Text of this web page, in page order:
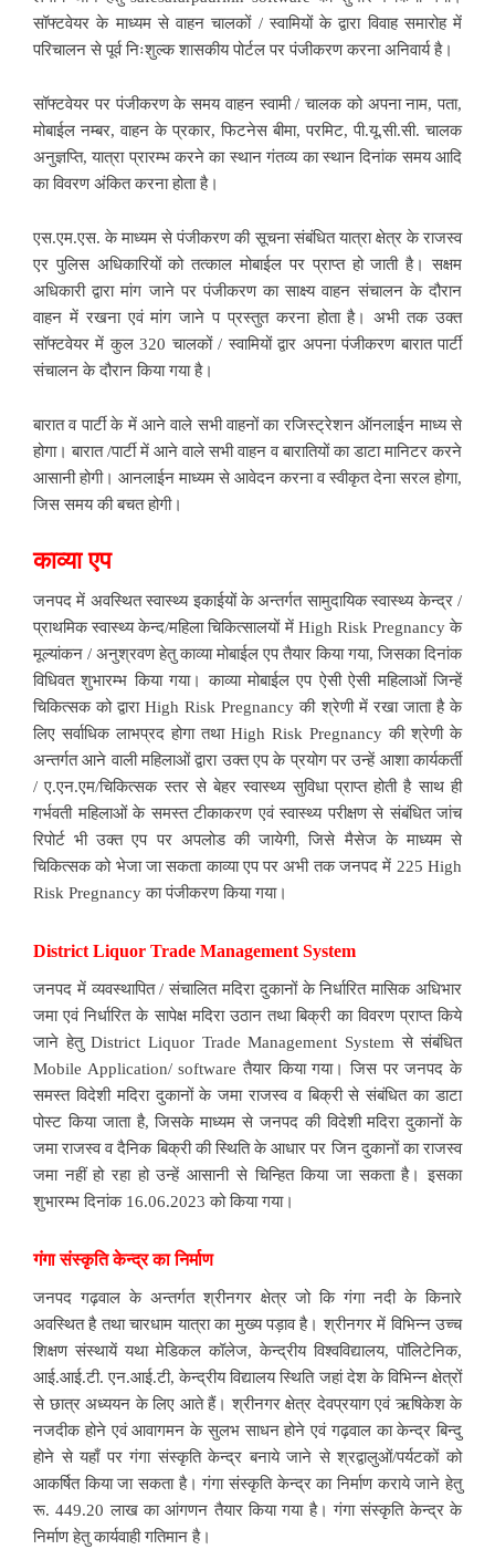
सॉफ्टवेयर के माध्यम से वाहन चालकों / स्वामियों के द्वारा विवाह समारोह में
परिचालन से पूर्व निःशुल्क शासकीय पोर्टल पर पंजीकरण करना अनिवार्य है।
सॉफ्टवेयर पर पंजीकरण के समय वाहन स्वामी / चालक को अपना नाम, पता,
मोबाईल नम्बर, वाहन के प्रकार, फिटनेस बीमा, परमिट, पी.यू.सी.सी. चालक
अनुज्ञप्ति, यात्रा प्रारम्भ करने का स्थान गंतव्य का स्थान दिनांक समय आदि
का विवरण अंकित करना होता है।
एस.एम.एस. के माध्यम से पंजीकरण की सूचना संबंधित यात्रा क्षेत्र के राजस्व
एर पुलिस अधिकारियों को तत्काल मोबाईल पर प्राप्त हो जाती है। सक्षम
अधिकारी द्वारा मांग जाने पर पंजीकरण का साक्ष्य वाहन संचालन के दौरान
वाहन में रखना एवं मांग जाने प प्रस्तुत करना होता है। अभी तक उक्त
सॉफ्टवेयर में कुल 320 चालकों / स्वामियों द्वार अपना पंजीकरण बारात पार्टी
संचालन के दौरान किया गया है।
बारात व पार्टी के में आने वाले सभी वाहनों का रजिस्ट्रेशन ऑनलाईन माध्य से
होगा। बारात /पार्टी में आने वाले सभी वाहन व बारातियों का डाटा मानिटर करने
आसानी होगी। आनलाईन माध्यम से आवेदन करना व स्वीकृत देना सरल होगा,
जिस समय की बचत होगी।
काव्या एप
जनपद में अवस्थित स्वास्थ्य इकाईयों के अन्तर्गत सामुदायिक स्वास्थ्य केन्द्र /
प्राथमिक स्वास्थ्य केन्द/महिला चिकित्सालयों में High Risk Pregnancy के
मूल्यांकन / अनुश्रवण हेतु काव्या मोबाईल एप तैयार किया गया, जिसका दिनांक
विधिवत शुभारम्भ किया गया। काव्या मोबाईल एप ऐसी ऐसी महिलाओं जिन्हें
चिकित्सक को द्वारा High Risk Pregnancy की श्रेणी में रखा जाता है के
लिए सर्वाधिक लाभप्रद होगा तथा High Risk Pregnancy की श्रेणी के
अन्तर्गत आने वाली महिलाओं द्वारा उक्त एप के प्रयोग पर उन्हें आशा कार्यकर्ती
/ ए.एन.एम/चिकित्सक स्तर से बेहर स्वास्थ्य सुविधा प्राप्त होती है साथ ही
गर्भवती महिलाओं के समस्त टीकाकरण एवं स्वास्थ्य परीक्षण से संबंधित जांच
रिपोर्ट भी उक्त एप पर अपलोड की जायेगी, जिसे मैसेज के माध्यम से
चिकित्सक को भेजा जा सकता काव्या एप पर अभी तक जनपद में 225 High
Risk Pregnancy का पंजीकरण किया गया।
District Liquor Trade Management System
जनपद में व्यवस्थापित / संचालित मदिरा दुकानों के निर्धारित मासिक अधिभार
जमा एवं निर्धारित के सापेक्ष मदिरा उठान तथा बिक्री का विवरण प्राप्त किये
जाने हेतु District Liquor Trade Management System से संबंधित
Mobile Application/ software तैयार किया गया। जिस पर जनपद के
समस्त विदेशी मदिरा दुकानों के जमा राजस्व व बिक्री से संबंधित का डाटा
पोस्ट किया जाता है, जिसके माध्यम से जनपद की विदेशी मदिरा दुकानों के
जमा राजस्व व दैनिक बिक्री की स्थिति के आधार पर जिन दुकानों का राजस्व
जमा नहीं हो रहा हो उन्हें आसानी से चिन्हित किया जा सकता है। इसका
शुभारम्भ दिनांक 16.06.2023 को किया गया।
गंगा संस्कृति केन्द्र का निर्माण
जनपद गढ़वाल के अन्तर्गत श्रीनगर क्षेत्र जो कि गंगा नदी के किनारे
अवस्थित है तथा चारधाम यात्रा का मुख्य पड़ाव है। श्रीनगर में विभिन्न उच्च
शिक्षण संस्थायें यथा मेडिकल कॉलेज, केन्द्रीय विश्वविद्यालय, पॉलिटेनिक,
आई.आई.टी. एन.आई.टी, केन्द्रीय विद्यालय स्थिति जहां देश के विभिन्न क्षेत्रों
से छात्र अध्ययन के लिए आते हैं। श्रीनगर क्षेत्र देवप्रयाग एवं ऋषिकेश के
नजदीक होने एवं आवागमन के सुलभ साधन होने एवं गढ़वाल का केन्द्र बिन्दु
होने से यहाँ पर गंगा संस्कृति केन्द्र बनाये जाने से श्रद्वालुओं/पर्यटकों को
आकर्षित किया जा सकता है। गंगा संस्कृति केन्द्र का निर्माण कराये जाने हेतु
रू. 449.20 लाख का आंगणन तैयार किया गया है। गंगा संस्कृति केन्द्र के
निर्माण हेतु कार्यवाही गतिमान है।